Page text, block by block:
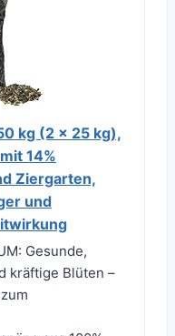
kg (2 × 25 kg),
14%
Ziergarten,
und
Gesunde,
kräftige Blüten –